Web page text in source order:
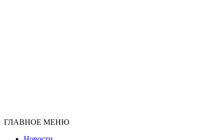
ГЛАВНОЕ МЕНЮ